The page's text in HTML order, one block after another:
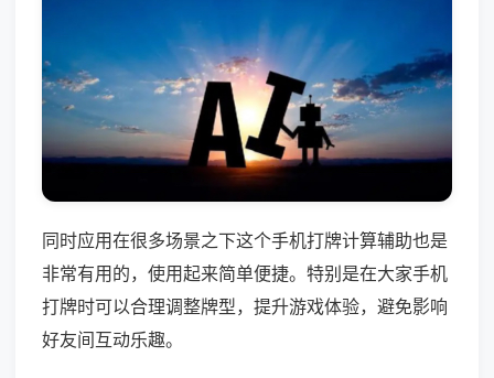
同时应用在很多场景之下这个手机打牌计算辅助也是
非常有用的，使用起来简单便捷。特别是在大家手机
打牌时可以合理调整牌型，提升游戏体验，避免影响
好友间互动乐趣。